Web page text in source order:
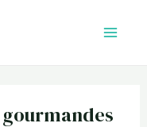
gourmandes